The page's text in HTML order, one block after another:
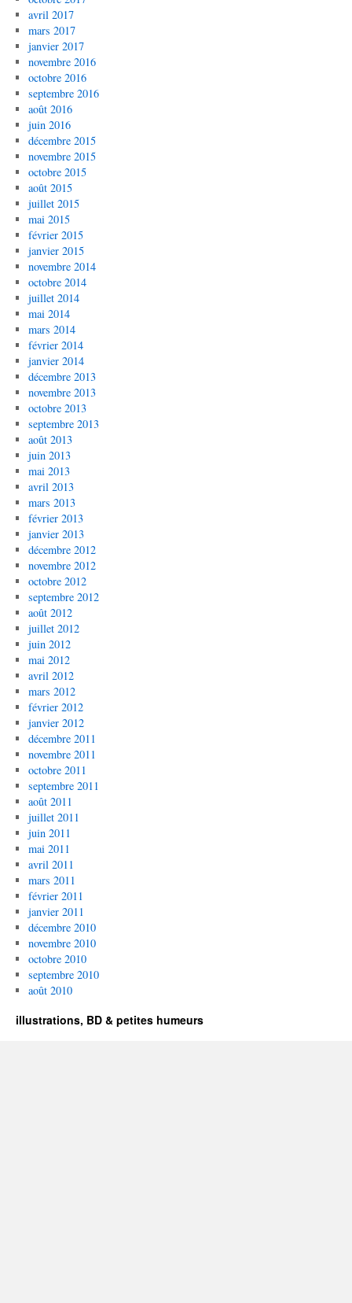
avril 2017
mars 2017
janvier 2017
novembre 2016
octobre 2016
septembre 2016
août 2016
juin 2016
décembre 2015
novembre 2015
octobre 2015
août 2015
juillet 2015
mai 2015
février 2015
janvier 2015
novembre 2014
octobre 2014
juillet 2014
mai 2014
mars 2014
février 2014
janvier 2014
décembre 2013
novembre 2013
octobre 2013
septembre 2013
août 2013
juin 2013
mai 2013
avril 2013
mars 2013
février 2013
janvier 2013
décembre 2012
novembre 2012
octobre 2012
septembre 2012
août 2012
juillet 2012
juin 2012
mai 2012
avril 2012
mars 2012
février 2012
janvier 2012
décembre 2011
novembre 2011
octobre 2011
septembre 2011
août 2011
juillet 2011
juin 2011
mai 2011
avril 2011
mars 2011
février 2011
janvier 2011
décembre 2010
novembre 2010
octobre 2010
septembre 2010
août 2010
illustrations, BD & petites humeurs